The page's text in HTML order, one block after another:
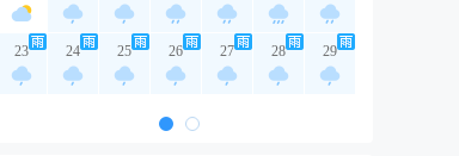
23 24 25 26 27 28 29